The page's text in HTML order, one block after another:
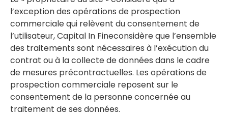
l’exception des opérations de prospection
commerciale qui relèvent du consentement de
l’utilisateur, Capital In Fineconsidère que l’ensemble
des traitements sont nécessaires à l’exécution du
contrat ou à la collecte de données dans le cadre
de mesures précontractuelles. Les opérations de
prospection commerciale reposent sur le
consentement de la personne concernée au
traitement de ses données.